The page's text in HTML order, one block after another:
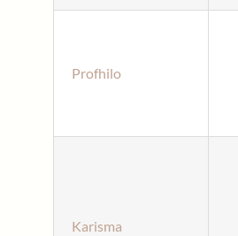
Profhilo
Karisma